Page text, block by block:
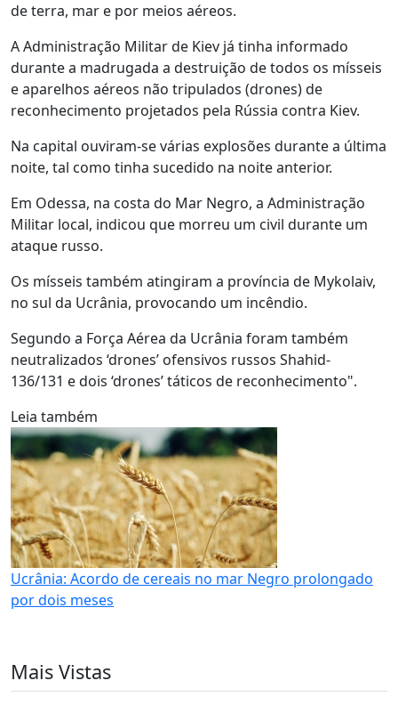
de terra, mar e por meios aéreos.
A Administração Militar de Kiev já tinha informado
durante a madrugada a destruição de todos os mísseis
e aparelhos aéreos não tripulados (drones) de
reconhecimento projetados pela Rússia contra Kiev.
Na capital ouviram-se várias explosões durante a última
noite, tal como tinha sucedido na noite anterior.
Em Odessa, na costa do Mar Negro, a Administração
Militar local, indicou que morreu um civil durante um
ataque russo.
Os mísseis também atingiram a província de Mykolaiv,
no sul da Ucrânia, provocando um incêndio.
Segundo a Força Aérea da Ucrânia foram também
neutralizados ‘drones’ ofensivos russos Shahid-
136/131 e dois ‘drones’ táticos de reconhecimento".
Leia também
Ucrânia: Acordo de cereais no mar Negro prolongado
por dois meses
Mais Vistas